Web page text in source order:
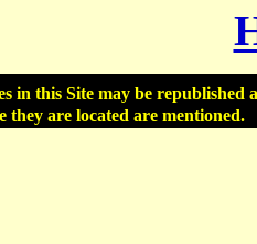
in this Site may be republished
they are located are mentioned.